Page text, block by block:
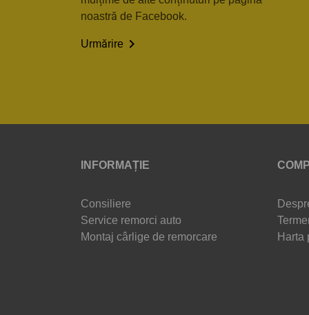
noastră de Facebook.
Urmărire 
INFORMAȚIE
Consiliere
Service remorci auto
Montaj cârlige de remorcare
Harta